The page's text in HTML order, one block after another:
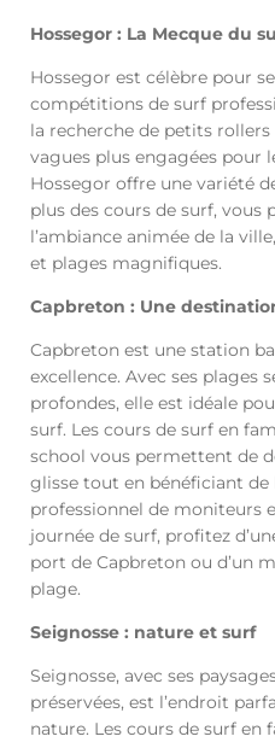
Hossegor : La Mecque du
Hossegor est célèbre pour
compétitions de surf
la recherche de petits
vagues plus engagées pour
Hossegor offre une variété
plus des cours de surf, vous
l’ambiance animée de la
et plages magnifiques.
Capbreton : Une
Capbreton est une station
excellence. Avec ses plages
profondes, elle est idéale
surf. Les cours de surf en
school vous permettent de
glisse tout en bénéficiant de
professionnel de moniteurs
journée de surf, profitez
port de Capbreton ou d’un
plage.
Seignosse : nature et surf
Seignosse, avec ses
préservées, est l’endroit
nature. Les cours de surf en